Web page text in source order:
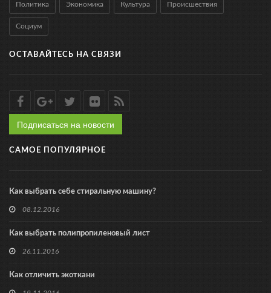
Политика Экономика Культура Происшествия
Социум
ОСТАВАЙТЕСЬ НА СВЯЗИ
Подписаться на новости
САМОЕ ПОПУЛЯРНОЕ
Как выбрать себе стиральную машину?
08.12.2016
Как выбрать полипропиленовый лист
26.11.2016
Как отличить экоткани